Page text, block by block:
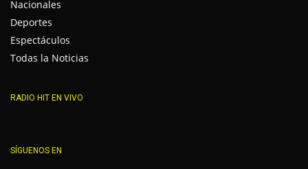
Nacionales
Deportes
Espectáculos
Todas la Noticias
RADIO HIT EN VIVO
SÍGUENOS EN